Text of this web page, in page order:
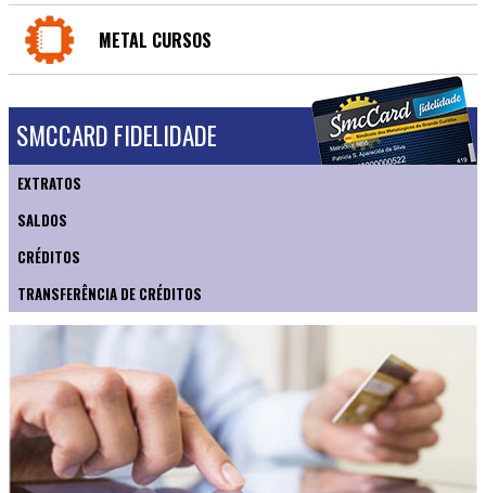
METAL CURSOS
SMCCARD FIDELIDADE
EXTRATOS
SALDOS
CRÉDITOS
TRANSFERÊNCIA DE CRÉDITOS